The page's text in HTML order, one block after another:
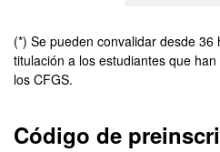
(*) Se pueden convalidar desde
titulación a los estudiantes que
los CFGS.
Código de